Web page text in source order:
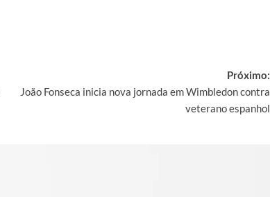
Próximo:
João Fonseca inicia nova jornada em Wimbledon contra
veterano espanhol